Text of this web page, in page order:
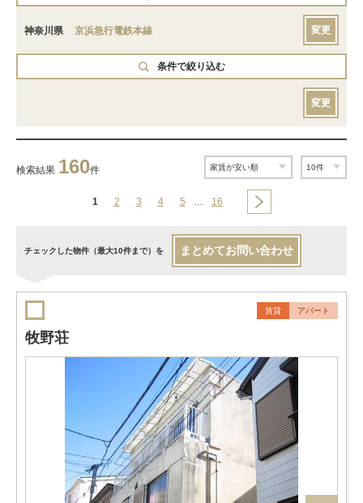
神奈川県 京浜急行電鉄本線 変更
条件で絞り込む
変更
検索結果 160件
1 2 3 4 5 … 16
チェックした物件（最大10件まで）を まとめてお問い合わせ
賃貸 アパート
牧野荘